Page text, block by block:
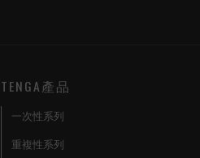
TENGA產品
一次性系列
重複性系列